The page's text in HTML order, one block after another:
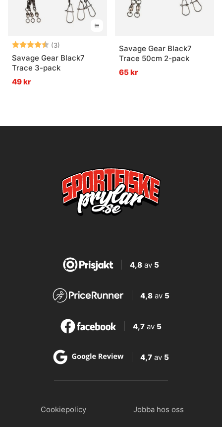
Betyg: (3)
4.7 utav 5 stjärnor
Savage Gear Black7
Trace 3-pack
49 kr
Savage Gear Black7
Trace 50cm 2-pack
65 kr
4,8av 5
4,8 av 5
4,7 av 5
4,7 av 5
Cookiepolicy Jobba hos oss